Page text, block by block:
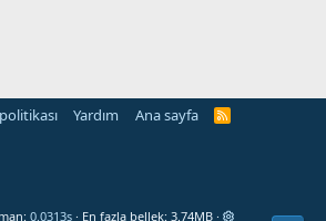
Yardım Ana sayfa
R
0.0313s En fazla bellek 3.74MB